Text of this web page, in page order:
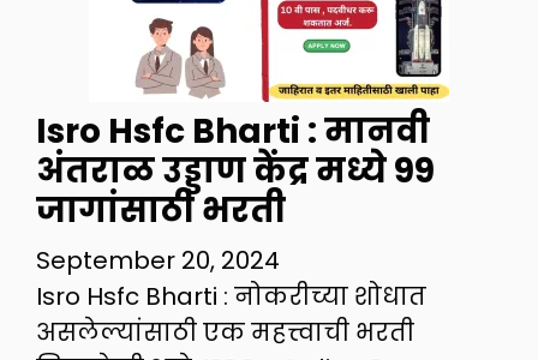
Isro Hsfc Bharti : मानवी
अंतराळ उड्डाण केंद्र मध्ये 99
जागांसाठी भरती
September 20, 2024
Isro Hsfc Bharti : नोकरीच्या शोधात
असलेल्यांसाठी एक महत्त्वाची भरती